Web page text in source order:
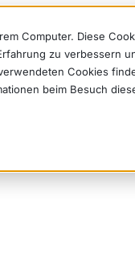
Computer. Diese
zu verbessern
Cookies
beim Besuch